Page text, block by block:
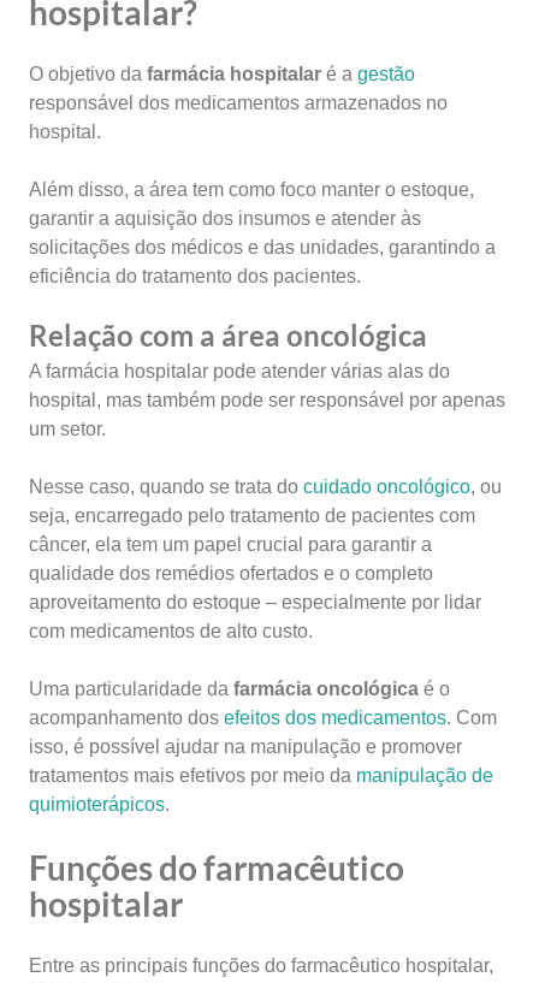
hospitalar?
O objetivo da farmácia hospitalar é a gestão
responsável dos medicamentos armazenados no
hospital.
Além disso, a área tem como foco manter o estoque,
garantir a aquisição dos insumos e atender às
solicitações dos médicos e das unidades, garantindo a
eficiência do tratamento dos pacientes.
Relação com a área oncológica
A farmácia hospitalar pode atender várias alas do
hospital, mas também pode ser responsável por apenas
um setor.
Nesse caso, quando se trata do cuidado oncológico, ou
seja, encarregado pelo tratamento de pacientes com
câncer, ela tem um papel crucial para garantir a
qualidade dos remédios ofertados e o completo
aproveitamento do estoque – especialmente por lidar
com medicamentos de alto custo.
Uma particularidade da farmácia oncológica é o
acompanhamento dos efeitos dos medicamentos. Com
isso, é possível ajudar na manipulação e promover
tratamentos mais efetivos por meio da manipulação de
quimioterápicos.
Funções do farmacêutico
hospitalar
Entre as principais funções do farmacêutico hospitalar,